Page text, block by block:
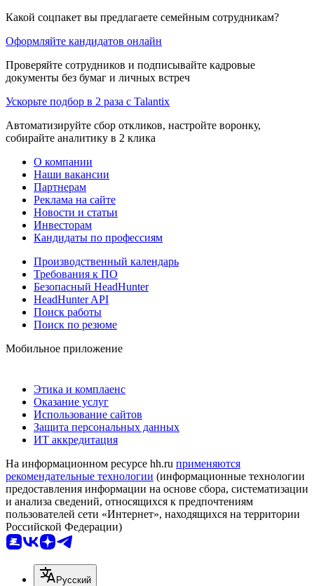
Какой соцпакет вы предлагаете семейным сотрудникам?
Оформляйте кандидатов онлайн
Проверяйте сотрудников и подписывайте кадровые
документы без бумаг и личных встреч
Ускорьте подбор в 2 раза с Talantix
Автоматизируйте сбор откликов, настройте воронку,
собирайте аналитику в 2 клика
О компании
Наши вакансии
Партнерам
Реклама на сайте
Новости и статьи
Инвесторам
Кандидаты по профессиям
Производственный календарь
Требования к ПО
Безопасный HeadHunter
HeadHunter API
Поиск работы
Поиск по резюме
Мобильное приложение
Этика и комплаенс
Оказание услуг
Использование сайтов
Защита персональных данных
ИТ аккредитация
На информационном ресурсе hh.ru применяются
рекомендательные технологии (информационные технологии
предоставления информации на основе сбора, систематизации
и анализа сведений, относящихся к предпочтениям
пользователей сети «Интернет», находящихся на территории
Российской Федерации)
Русский